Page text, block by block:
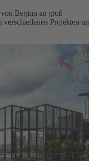
Beginn an groß
verschiedenen Projekten